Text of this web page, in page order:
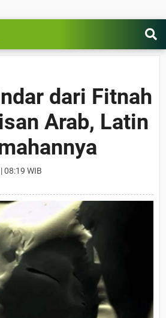
dari Fitnah
Arab, Latin
08:19 WIB